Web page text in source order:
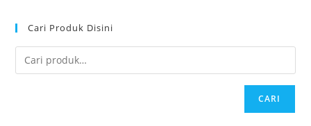
Cari Produk Disini
CARI